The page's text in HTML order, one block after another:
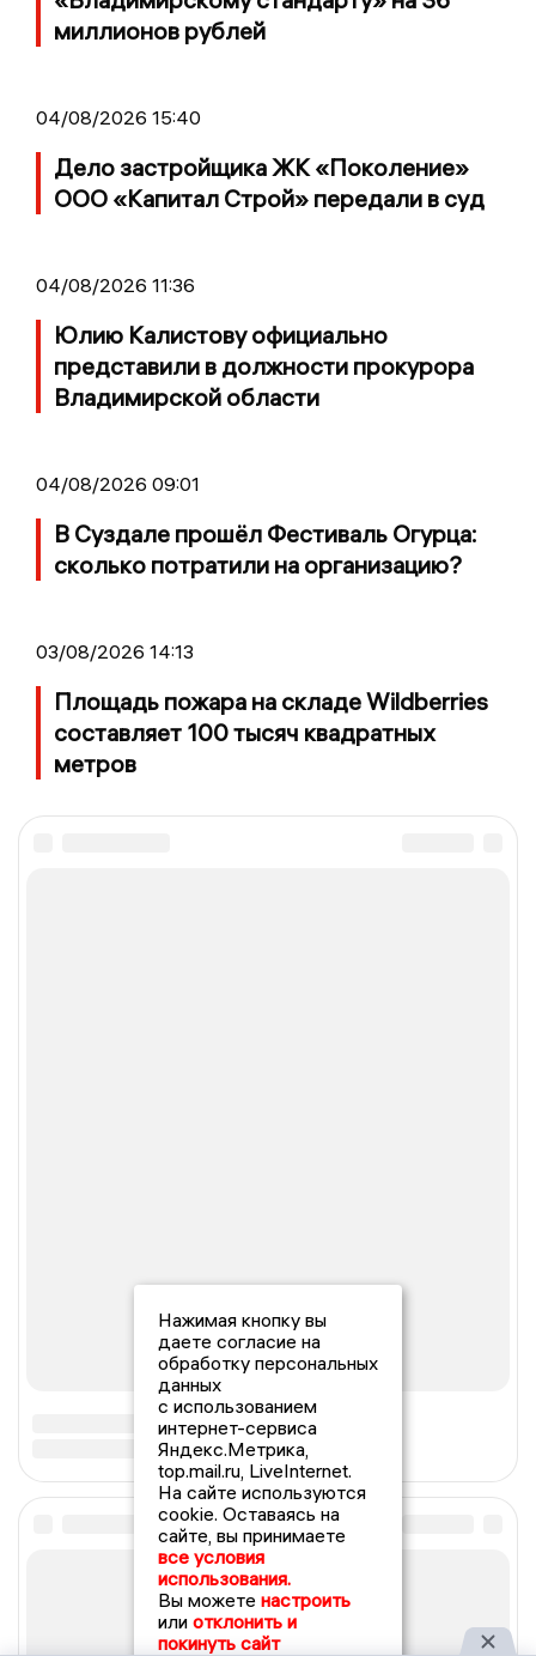
миллионов рублей
04/08/2026 15:40
Дело застройщика ЖК «Поколение»
ООО «Капитал Строй» передали в суд
04/08/2026 11:36
Юлию Калистову официально
представили в должности прокурора
Владимирской области
04/08/2026 09:01
В Суздале прошёл Фестиваль Огурца:
сколько потратили на организацию?
03/08/2026 14:13
Площадь пожара на складе Wildberries
составляет 100 тысяч квадратных
метров
Нажимая кнопку вы
даете согласие на
обработку персональных
данных
с использованием
интернет-сервиса
Яндекс.Метрика,
top.mail.ru, LiveInternet.
На сайте используются
cookie. Оставаясь на
сайте, вы принимаете
все условия
использования.
Вы можете настроить
или отклонить и
покинуть сайт